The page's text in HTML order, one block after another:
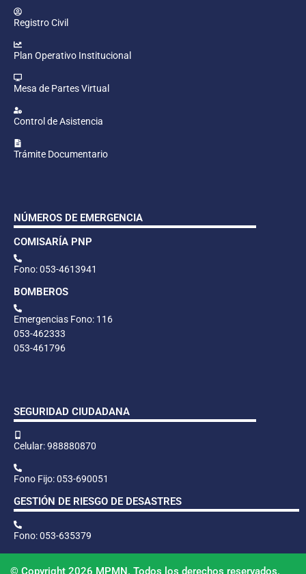
Registro Civil
Plan Operativo Institucional
Mesa de Partes Virtual
Control de Asistencia
Trámite Documentario
NÚMEROS DE EMERGENCIA
COMISARÍA PNP
Fono: 053-4613941
BOMBEROS
Emergencias Fono: 116
053-462333
053-461796
SEGURIDAD CIUDADANA
Celular: 988880870
Fono Fijo: 053-690051
GESTIÓN DE RIESGO DE DESASTRES
Fono: 053-635379
© Copyright 2026 MPMN. Todos los derechos reservados.